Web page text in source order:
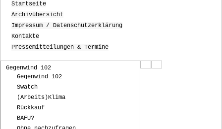
Startseite
Archivübersicht
Impressum / Datenschutzerklärung
Kontakte
Pressemitteilungen & Termine
Gegenwind 102
Gegenwind 102
Swatch
(Arbeits)Klima
Rückkauf
BAFU?